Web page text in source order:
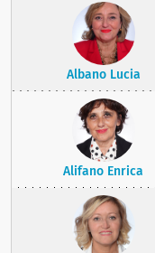
Albano Lucia
Alifano Enrica